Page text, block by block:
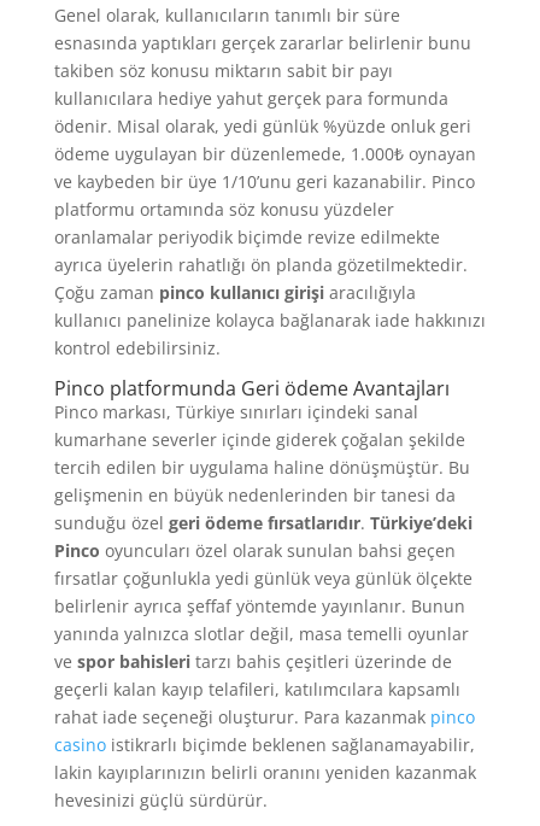
Genel olarak, kullanıcıların tanımlı bir süre
esnasında yaptıkları gerçek zararlar belirlenir bunu
takiben söz konusu miktarın sabit bir payı
kullanıcılara hediye yahut gerçek para formunda
ödenir. Misal olarak, yedi günlük %yüzde onluk geri
ödeme uygulayan bir düzenlemede, 1.000₺ oynayan
ve kaybeden bir üye 1/10’unu geri kazanabilir. Pinco
platformu ortamında söz konusu yüzdeler
oranlamalar periyodik biçimde revize edilmekte
ayrıca üyelerin rahatlığı ön planda gözetilmektedir.
Çoğu zaman pinco kullanıcı girişiaracılığıyla
kullanıcı panelinize kolayca bağlanarak iade hakkınızı
kontrol edebilirsiniz.
Pinco platformunda Geri ödeme Avantajları
Pinco markası, Türkiye sınırları içindeki sanal
kumarhane severler içinde giderek çoğalan şekilde
tercih edilen bir uygulama haline dönüşmüştür. Bu
gelişmenin en büyük nedenlerinden bir tanesi da
sunduğu özel geri ödeme fırsatlarıdır. Türkiye’deki
Pinco oyuncuları özel olarak sunulan bahsi geçen
fırsatlar çoğunlukla yedi günlük veya günlük ölçekte
belirlenir ayrıca şeffaf yöntemde yayınlanır. Bunun
yanında yalnızca slotlar değil, masa temelli oyunlar
ve spor bahisleritarzı bahis çeşitleri üzerinde de
geçerli kalan kayıp telafileri, katılımcılara kapsamlı
rahat iade seçeneği oluşturur. Para kazanmak pinco
casinoistikrarlı biçimde beklenen sağlanamayabilir,
lakin kayıplarınızın belirli oranını yeniden kazanmak
hevesinizi güçlü sürdürür.